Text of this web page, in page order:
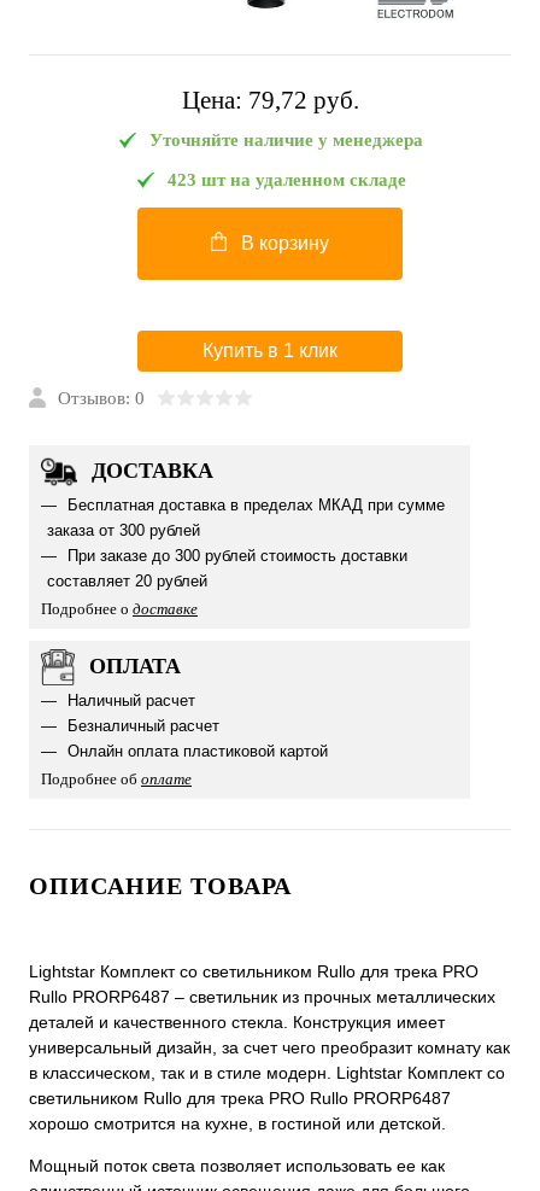
Цена: 79,72 pуб.
Уточняйте наличие у менеджера
423 шт на удаленном складе
В корзину
Купить в 1 клик
Отзывов: 0
ДОСТАВКА
Бесплатная доставка в пределах МКАД при сумме
заказа от 300 рублей
При заказе до 300 рублей стоимость доставки
составляет 20 рублей
Подробнее о доставке
ОПЛАТА
Наличный расчет
Безналичный расчет
Онлайн оплата пластиковой картой
Подробнее об оплате
ОПИСАНИЕ ТОВАРА
Lightstar Комплект со светильником Rullo для трека PRO
Rullo PRORP6487 – светильник из прочных металлических
деталей и качественного стекла. Конструкция имеет
универсальный дизайн, за счет чего преобразит комнату как
в классическом, так и в стиле модерн. Lightstar Комплект со
светильником Rullo для трека PRO Rullo PRORP6487
хорошо смотрится на кухне, в гостиной или детской.
Мощный поток света позволяет использовать ее как